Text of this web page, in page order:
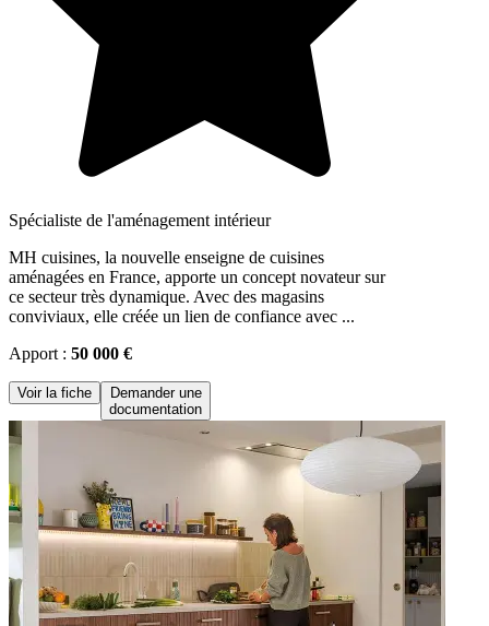
Spécialiste de l'aménagement intérieur
MH cuisines, la nouvelle enseigne de cuisines
aménagées en France, apporte un concept novateur sur
ce secteur très dynamique. Avec des magasins
conviviaux, elle créée un lien de confiance avec ...
Apport : 50 000 €
Voir la fiche
Demander une
documentation